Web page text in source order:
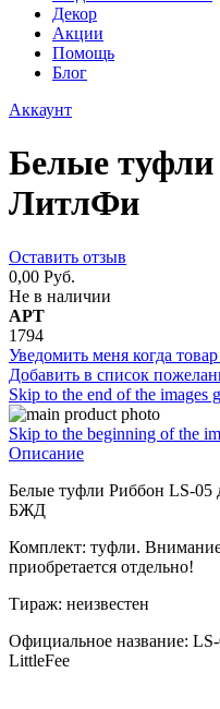
Декор
Акции
Помощь
Блог
Аккаунт
Белые
ЛитлФи
Оставить отзыв
0,00 Руб.
Не в наличии
АРТ
1794
Уведомить меня когда
Добавить в список
Skip to the end of the images
Skip to the beginning of the
Описание
Белые туфли Риббон LS-05
БЖД
Комплект: туфли.
приобретается отдельно!
Тираж: неизвестен
Официальное название:
LittleFee